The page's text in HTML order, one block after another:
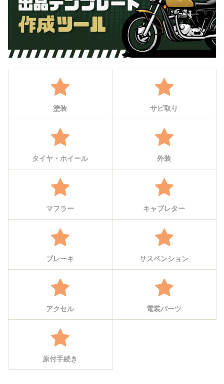
塗装 サビ取り
タイヤ・ホイール 外装
マフラー キャブレター
ブレーキ サスペンション
アクセル 電装パーツ
原付手続き